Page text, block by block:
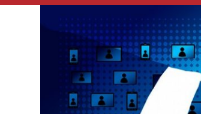
ACTUALITÉ DE L'UNION EUROPÉENNE, ACTUALITÉ DE LA REPRÉSENTATION D’OCCITANIE EUROPE, NUMÉRIQUE- DIGITAL
JUILLET 24, 2026